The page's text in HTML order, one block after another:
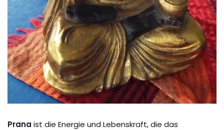
Prana ist die Energie und Lebenskraft, die das